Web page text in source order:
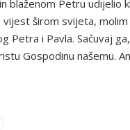
blaženom Petru udijelio
vijest širom svijeta,
Petra i Pavla. Sačuvaj
Gospodinu našemu.